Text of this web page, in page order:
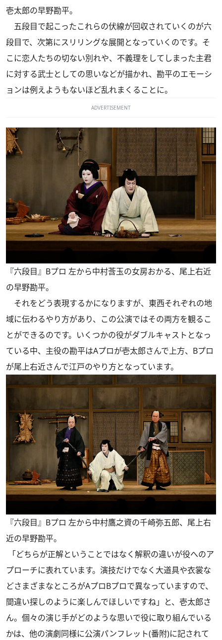
壱太郎の早野勘平。
五段目で起こったこれらの伏線が回収されていくのが六
段目で、次第にスリリングな展開となっていくのです。そ
こに恋人たちの切ない別れや、不義理をしてしまった主君
に対する武士としての思いなどが描かれ、勘平のエモーシ
ョンは例えようもないほど乱れまくることに。
ADVERTISEMENT
『六段目』Bプロ 左から中村莟玉の女房おかる、尾上右近
の早野勘平。
それをどう表現するかになりますが、東西それぞれの地
域に伝わるやり方があり、この公演ではその両方を観るこ
とができるのです。いくつかの役がダブルキャストとなっ
ている中、主役の勘平はAプロが壱太郎さんで上方、Bプロ
が尾上右近さんで江戸のやり方となっています。
『六段目』Bプロ 左から中村鷹之資の千崎弥五郎、尾上右
近の早野勘平。
「どちらが正解ということではなく解釈の違いが役へのア
プローチに表れています。演技だけでなく大道具や衣裳な
どさまざまなところがAプロBプロで異なっていますので、
間違い探しのように楽しんでほしいですね」と、壱太郎さ
ん。個々の演じ手がどのような思いで役に取り組んでいる
かは、他の演劇同様に公演パンフレット(番附)に記されて